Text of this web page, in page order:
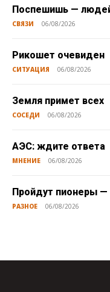
Поспешишь —
СВЯЗИ 06/08/2026
Рикошет очевиден
СИТУАЦИЯ 06/08/2026
Земля примет всех
СОСЕДИ 06/08/2026
АЭС: ждите ответа
МНЕНИЕ 06/08/2026
Пройдут пионеры
РАЗНОЕ 06/08/2026